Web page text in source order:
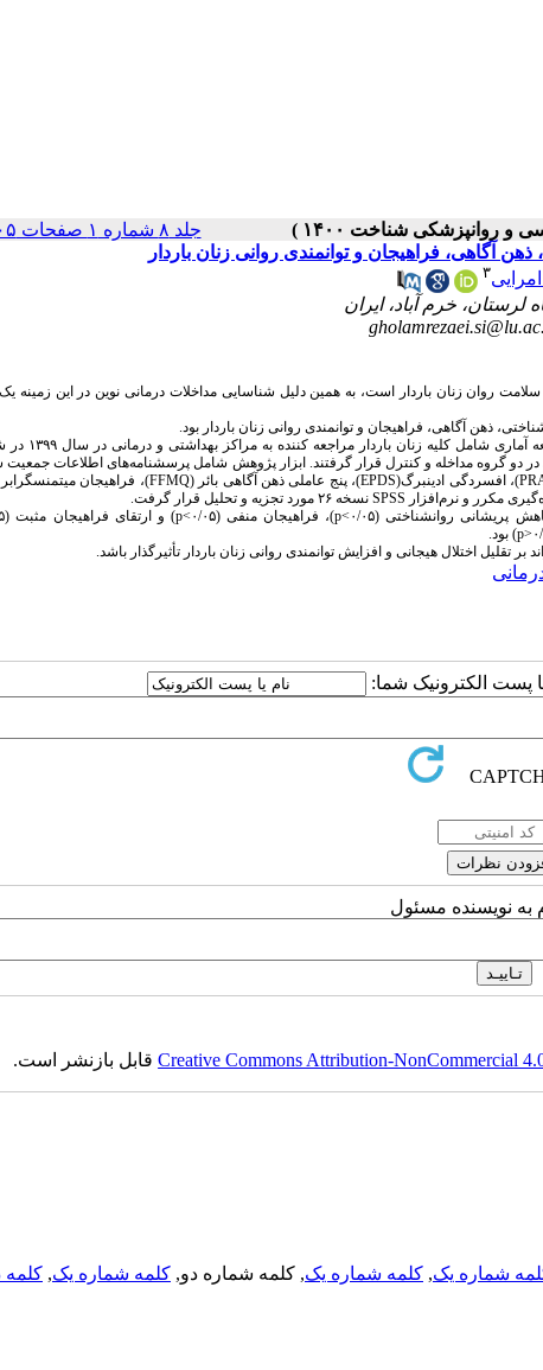
جلد ۸ شماره ۱ صفحات ۱۰۵-۸۸
آگاهی، فراهیجان و توانمندی روانی زنان باردار
۳
روان زنان باردار است، به همین دلیل شناسایی مداخلات درمانی نوین در این زمینه
ذهن آگاهی، فراهیجان و توانمندی روانی زنان باردار بود.
پژوهش حاضر از نوع کارآزمایی بالینی با
در دو گروه مداخله و کنترل قرار گرفتند. ابزار پژوهش شامل پرسشنامه­‌های اطلاعات
)، افسردگی ادینبرگ)
(EPDS، پنج عاملی ذهن­ آگاهی بائر (FFMQ)، فراهیجان
مکرر و نرم‌افزار SPSS نسخه ۲۶ مورد تجزیه ‌و تحلیل قرار گرفت.
روان­شناختی (۰/۰۵> p)، فراهیجان منفی (۰/۰۵> p) و ارتقای فراهیجان مثبت (۰/۰۵>
p) بود.
اختلال هیجانی و افزایش توانمندی روانی زنان باردار تأثیرگذار باشد.
پست الکترونیک شما:
به نویسنده مسئول
Creative Commons Attribution-NonCommercialقابل بازنشر است.
شماره یک, کلمه شماره یک, کلمه شماره دو, کلمه شماره یک, کلمه